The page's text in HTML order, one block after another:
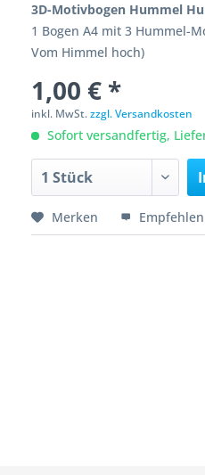
3D-Motivbogen Hummel
1 Bogen A4 mit 3 Hummel-
Vom Himmel hoch)
1,00 € *
inkl. MwSt.zzgl. Versandkosten
Sofort versandfertig,
Merken Empfehlen